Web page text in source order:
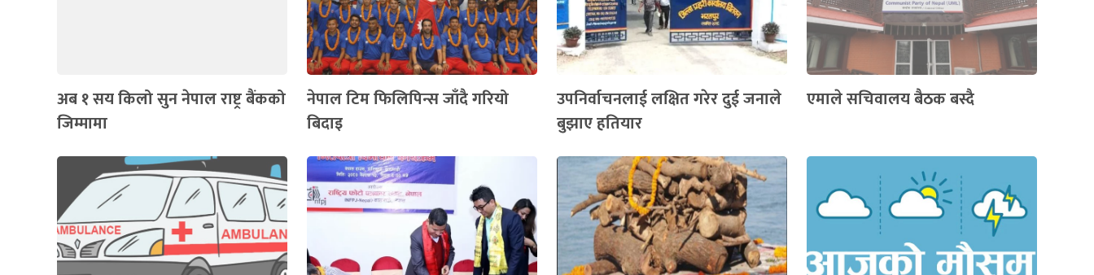
अब १ सय किलो सुन नेपाल राष्ट्र बैंकको
जिम्मामा
नेपाल टिम फिलिपिन्स जाँदै गरियो
बिदाइ
उपनिर्वाचनलाई लक्षित गरेर दुई जनाले
बुझाए हतियार
एमाले सचिवालय बैठक बस्दै